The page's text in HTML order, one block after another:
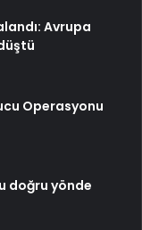
Avrupa
Operasyonu
doğru yönde